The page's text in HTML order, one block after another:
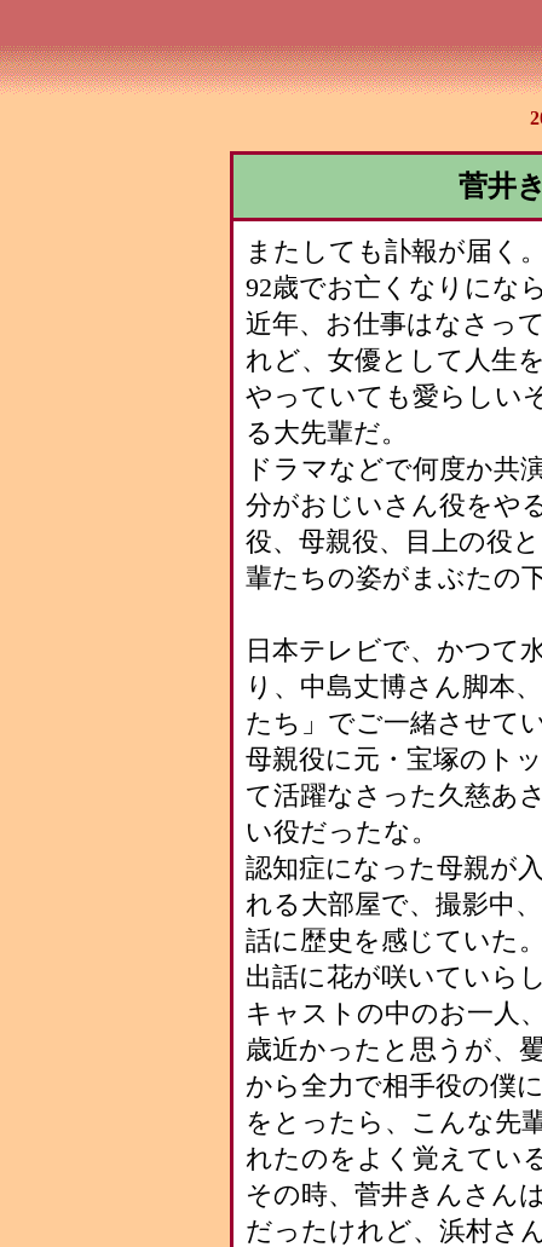
菅井
またしても訃報が届く
92歳でお亡くなりにな
近年、お仕事はなさっ
れど、女優として人生
やっていても愛らしい
る大先輩だ。
ドラマなどで何度か共
分がおじいさん役をや
役、母親役、目上の役
輩たちの姿がまぶたの
日本テレビで、かつて
り、中島丈博さん脚本
たち」でご一緒させて
母親役に元・宝塚のト
て活躍なさった久慈あ
い役だったな。
認知症になった母親が
れる大部屋で、撮影中
話に歴史を感じていた
出話に花が咲いていら
キャストの中のお一人
歳近かったと思うが、
から全力で相手役の僕
をとったら、こんな先
れたのをよく覚えてい
その時、菅井きんさん
だったけれど、浜村さ